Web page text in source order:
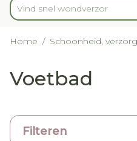
Product, merk, categorie...
Vind snel
Home / Schoonheid,
Voetbad
Filteren